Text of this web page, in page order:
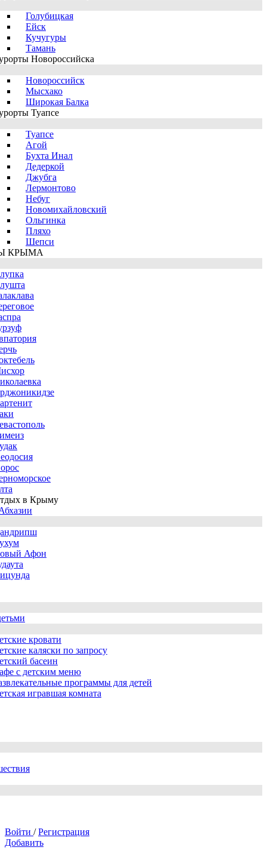
Голубицкая
Ейск
Кучугуры
Тамань
Новороссийска
Новороссийск
Мысхако
Широкая Балка
Туапсе
Туапсе
Агой
Бухта Инал
Дедеркой
Джубга
Лермонтово
Небуг
Новомихайловский
Ольгинка
Пляхо
Шепси
КРЫМА
в Крыму
Афон
кровати
каляски по запросу
басеин
с детским меню
программы для детей
игравшая комната
Войти / Регистрация
Добавить